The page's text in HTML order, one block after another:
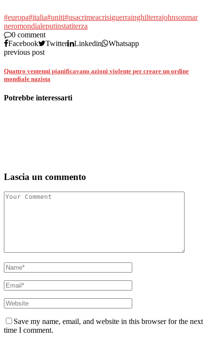
#europa#italia#uniti#usacrimeacrisiguerrainghilterrajohnsonmar
neromondialeputinstatiterza
0 comment
Facebook
Twitter Linkedin
Whatsapp
previous post
Quattro ventenni pianificavano azioni violente per creare un ordine
mondiale nazista
Potrebbe interessarti
Lascia un commento
Save my name, email, and website in this browser for the next
time I comment.